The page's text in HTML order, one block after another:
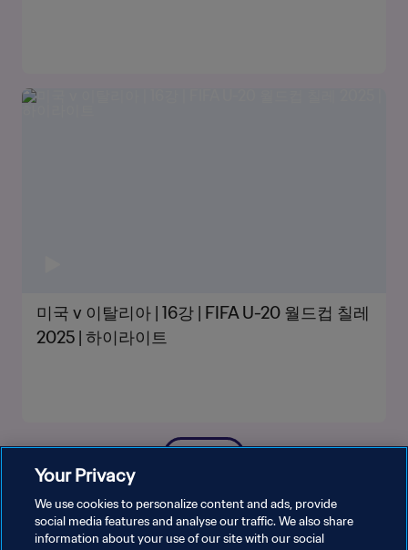
미국 v 이탈리아 | 16강 | FIFA U-20 월드컵 칠레
2025 | 하이라이트
Your Privacy
We use cookies to personalize content and ads, provide
social media features and analyse our traffic. We also share
information about your use of our site with our social